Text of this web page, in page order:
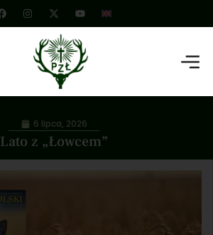
Lato z „Łowcem”
6 lipca, 2026